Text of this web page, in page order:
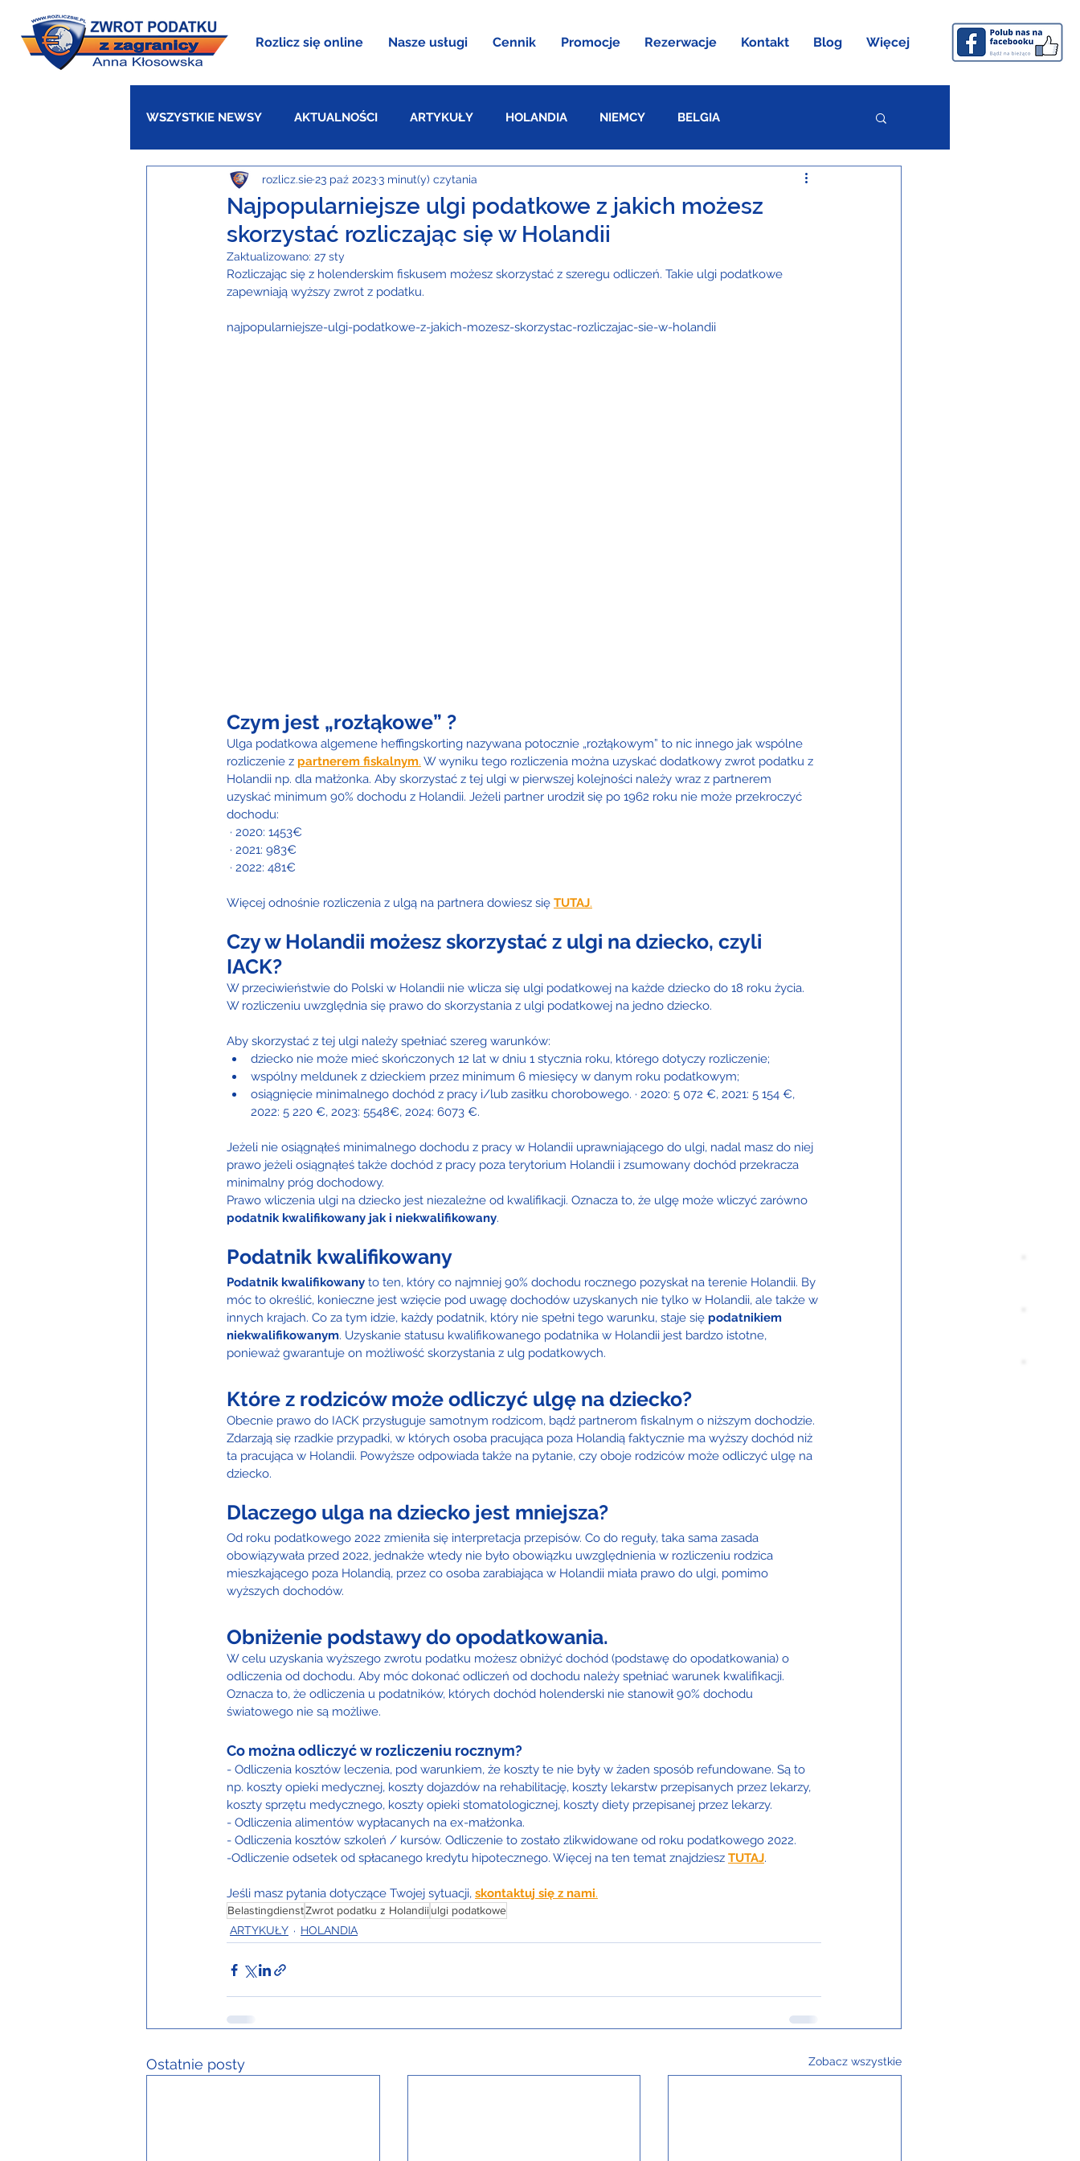
Rozlicz się online Nasze usługi Cennik Promocje Rezerwacje Kontakt Blog Więcej
WSZYSTKIE NEWSY AKTUALNOŚCI ARTYKUŁY HOLANDIA NIEMCY BELGIA
WIELKA BRYTANIA DANIA AUSTRIA
Najpopularniejsze ulgi podatkowe z jakich możesz
skorzystać rozliczając się w Holandii
rozlicz.sie23 paź 20233 minut(y) czytania
Zaktualizowano: 27 sty
Rozliczając się z holenderskim fiskusem możesz skorzystać z szeregu odliczeń. Takie ulgi podatkowe
zapewniają wyższy zwrot z podatku.
najpopularniejsze-ulgi-podatkowe-z-jakich-mozesz-skorzystac-rozliczajac-sie-w-holandii
Czym jest „rozłąkowe” ?
Ulga podatkowa algemene heffingskorting nazywana potocznie „rozłąkowym” to nic innego jak wspólne
rozliczenie z partnerem fiskalnym. W wyniku tego rozliczenia można uzyskać dodatkowy zwrot podatku z
Holandii np. dla małżonka. Aby skorzystać z tej ulgi w pierwszej kolejności należy wraz z partnerem
uzyskać minimum 90% dochodu z Holandii. Jeżeli partner urodził się po 1962 roku nie może przekroczyć
dochodu:
· 2020: 1453€
· 2021: 983€
· 2022: 481€
Więcej odnośnie rozliczenia z ulgą na partnera dowiesz się TUTAJ.
Czy w Holandii możesz skorzystać z ulgi na dziecko, czyli
IACK?
W przeciwieństwie do Polski w Holandii nie wlicza się ulgi podatkowej na każde dziecko do 18 roku życia.
W rozliczeniu uwzględnia się prawo do skorzystania z ulgi podatkowej na jedno dziecko.
Aby skorzystać z tej ulgi należy spełniać szereg warunków:
dziecko nie może mieć skończonych 12 lat w dniu 1 stycznia roku, którego dotyczy rozliczenie;
wspólny meldunek z dzieckiem przez minimum 6 miesięcy w danym roku podatkowym;
osiągnięcie minimalnego dochód z pracy i/lub zasiłku chorobowego. · 2020: 5 072 €, 2021: 5 154 €,
2022: 5 220 €, 2023: 5548€, 2024: 6073 €.
Jeżeli nie osiągnąłeś minimalnego dochodu z pracy w Holandii uprawniającego do ulgi, nadal masz do niej
prawo jeżeli osiągnąłeś także dochód z pracy poza terytorium Holandii i zsumowany dochód przekracza
minimalny próg dochodowy.
Prawo wliczenia ulgi na dziecko jest niezależne od kwalifikacji. Oznacza to, że ulgę może wliczyć zarówno
podatnik kwalifikowany jak i niekwalifikowany.
Podatnik kwalifikowany
Podatnik kwalifikowany to ten, który co najmniej 90% dochodu rocznego pozyskał na terenie Holandii. By
móc to określić, konieczne jest wzięcie pod uwagę dochodów uzyskanych nie tylko w Holandii, ale także w
innych krajach. Co za tym idzie, każdy podatnik, który nie spełni tego warunku, staje się podatnikiem
niekwalifikowanym. Uzyskanie statusu kwalifikowanego podatnika w Holandii jest bardzo istotne,
ponieważ gwarantuje on możliwość skorzystania z ulg podatkowych.
Które z rodziców może odliczyć ulgę na dziecko?
Obecnie prawo do IACK przysługuje samotnym rodzicom, bądź partnerom fiskalnym o niższym dochodzie.
Zdarzają się rzadkie przypadki, w których osoba pracująca poza Holandią faktycznie ma wyższy dochód niż
ta pracująca w Holandii. Powyższe odpowiada także na pytanie, czy oboje rodziców może odliczyć ulgę na
dziecko.
Dlaczego ulga na dziecko jest mniejsza?
Od roku podatkowego 2022 zmieniła się interpretacja przepisów. Co do reguły, taka sama zasada
obowiązywała przed 2022, jednakże wtedy nie było obowiązku uwzględnienia w rozliczeniu rodzica
mieszkającego poza Holandią, przez co osoba zarabiająca w Holandii miała prawo do ulgi, pomimo
wyższych dochodów.
Obniżenie podstawy do opodatkowania.
W celu uzyskania wyższego zwrotu podatku możesz obniżyć dochód (podstawę do opodatkowania) o
odliczenia od dochodu. Aby móc dokonać odliczeń od dochodu należy spełniać warunek kwalifikacji.
Oznacza to, że odliczenia u podatników, których dochód holenderski nie stanowił 90% dochodu
światowego nie są możliwe.
Co można odliczyć w rozliczeniu rocznym?
- Odliczenia kosztów leczenia, pod warunkiem, że koszty te nie były w żaden sposób refundowane. Są to
np. koszty opieki medycznej, koszty dojazdów na rehabilitację, koszty lekarstw przepisanych przez lekarzy,
koszty sprzętu medycznego, koszty opieki stomatologicznej, koszty diety przepisanej przez lekarzy.
- Odliczenia alimentów wypłacanych na ex-małżonka.
- Odliczenia kosztów szkoleń / kursów. Odliczenie to zostało zlikwidowane od roku podatkowego 2022.
-Odliczenie odsetek od spłacanego kredytu hipotecznego. Więcej na ten temat znajdziesz TUTAJ.
Jeśli masz pytania dotyczące Twojej sytuacji, skontaktuj się z nami.
BelastingdienstZwrot podatku z Holandiiulgi podatkowe
ARTYKUŁY
HOLANDIA
Ostatnie posty Zobacz wszystkie